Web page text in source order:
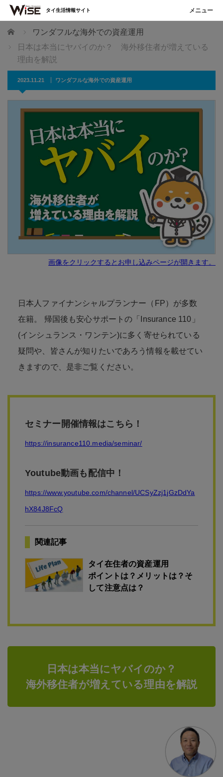
ホーム
ワンダフルな海外での資産運用
日本は本当にヤバイのか？ 海外移住者が増えている
理由を解説
2023.11.21 ワンダフルな海外での資産運用
画像をクリックするとお申し込みページが開きます。
日本人ファイナンシャルプランナー（FP）が多数
在籍。 帰国後も安心サポートの「Insurance 110」
(インシュランス・ワンテン)に多く寄せられている
疑問や、皆さんが知りたいであろう情報を載せてい
きますので、是非ご覧ください。
セミナー開催情報はこちら！
https://insurance110.media/seminar/
Youtube動画も配信中！
https://www.youtube.com/channel/UCSyZzj1jGzDdYa
hX84J8FcQ
関連記事
タイ在住者の資産運用
ポイントは？メリットは？そ
して注意点は？
日本は本当にヤバイのか？
海外移住者が増えている理由を解説
タイ生活情報サイト